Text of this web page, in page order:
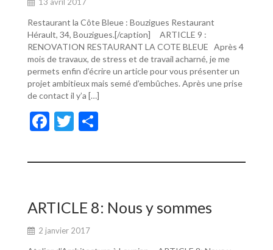
Restaurant la Côte Bleue : Bouzigues Restaurant
Hérault, 34, Bouzigues.[/caption] ARTICLE 9 :
RENOVATION RESTAURANT LA COTE BLEUE Après 4
mois de travaux, de stress et de travail acharné, je me
permets enfin d’écrire un article pour vous présenter un
projet ambitieux mais semé d’embûches. Après une prise
de contact il y’a […]
F
e
o
o
k
T
itt ta
er
ARTICLE 8: Nous y sommes
2 janvier 2017